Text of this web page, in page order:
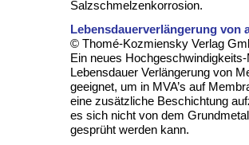
Salzschmelzenkorrosion.
Lebensdauerverlängerung von
© Thomé-Kozmiensky Verlag
Ein neues
Lebensdauer Verlängerung von
geeignet, um in MVA’s auf
eine zusätzliche Beschichtung
es sich nicht von dem
gesprüht werden kann.